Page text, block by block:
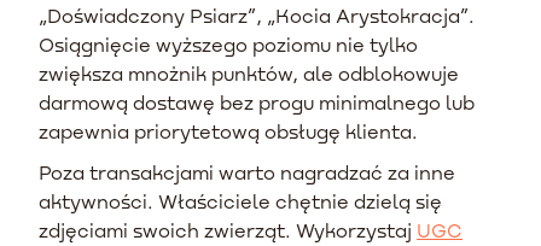
„Doświadczony Psiarz”, „Kocia Arystokracja”.
Osiągnięcie wyższego poziomu nie tylko
zwiększa mnożnik punktów, ale odblokowuje
darmową dostawę bez progu minimalnego lub
zapewnia priorytetową obsługę klienta.
Poza transakcjami warto nagradzać za inne
aktywności. Właściciele chętnie dzielą się
zdjęciami swoich zwierząt. Wykorzystaj UGC